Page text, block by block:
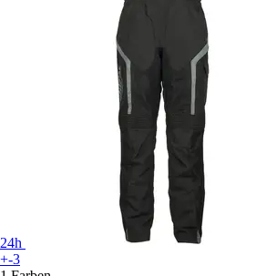
24h
+-3